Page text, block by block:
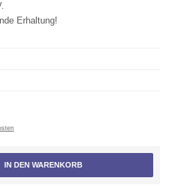
Erhaltung!
IN DEN WARENKORB